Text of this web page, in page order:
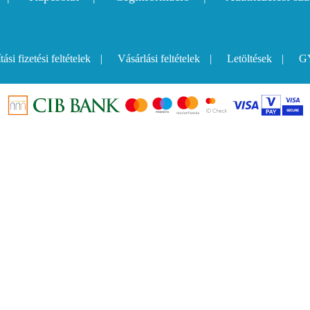
fizetési feltételek Vásárlási feltételek Letöltések